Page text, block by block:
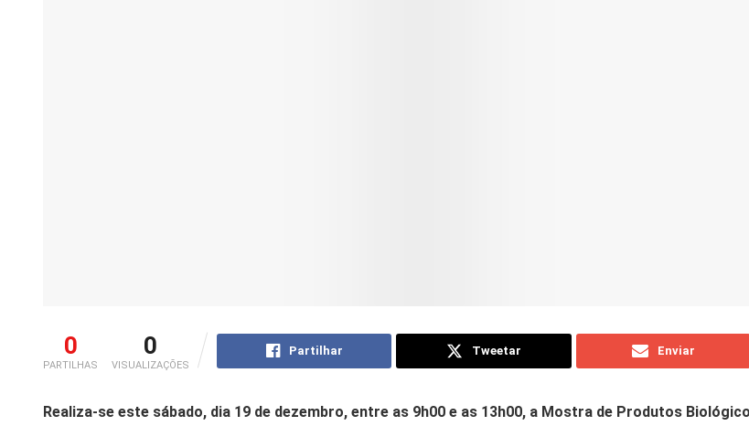
0
PARTILHAS
0
VISUALIZAÇÕES
Partilhar Tweetar Enviar
Realiza-se este sábado, dia 19 de dezembro, entre as 9h00 e as 13h00, a Mostra de Produtos